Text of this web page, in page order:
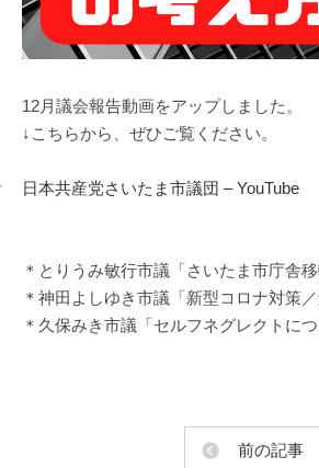
12月議会報告動画をアップしました。
↓こちらから、ぜひご覧ください。
日本共産党さいたま市議団 – YouTube
＊とりうみ敏行市議「さいたま市庁舎移
＊神田よしゆき市議「新型コロナ対策／
＊久保みき市議「セルフネグレクトにつ
前の記事